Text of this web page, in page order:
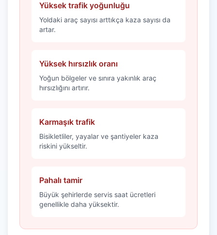
Yüksek trafik yoğunluğu
Yoldaki araç sayısı arttıkça kaza sayısı da
artar.
Yüksek hırsızlık oranı
Yoğun bölgeler ve sınıra yakınlık araç
hırsızlığını artırır.
Karmaşık trafik
Bisikletliler, yayalar ve şantiyeler kaza
riskini yükseltir.
Pahalı tamir
Büyük şehirlerde servis saat ücretleri
genellikle daha yüksektir.